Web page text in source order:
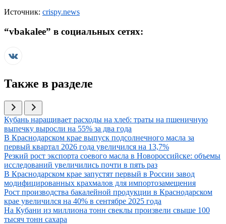
Источник: crispy.news
“vbakalee” в социальных сетях:
Также в разделе
Иллюстрация новости
Кубань наращивает расходы на хлеб: траты на пшеничную
выпечку выросли на 55% за два года
Иллюстрация новости
В Краснодарском крае выпуск подсолнечного масла за
первый квартал 2026 года увеличился на 13,7%
Иллюстрация новости
Резкий рост экспорта соевого масла в Новороссийске: объемы
исследований увеличились почти в пять раз
Иллюстрация новости
В Краснодарском крае запустят первый в России завод
модифицированных крахмалов для импортозамещения
Иллюстрация новости
Рост производства бакалейной продукции в Краснодарском
крае увеличился на 40% в сентябре 2025 года
Иллюстрация новости
На Кубани из миллиона тонн свеклы произвели свыше 100
тысяч тонн сахара